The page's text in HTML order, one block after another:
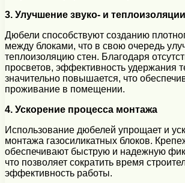
3. Улучшение звуко- и теплоизоляции
Дюбели способствуют созданию
между блоками, что в свою очередь
теплоизоляцию стен. Благодаря
просветов, эффективность удержания
значительно повышается, что
проживание в помещении.
4. Ускорение процесса монтажа
Использование дюбелей упрощает и
монтажа газосиликатных блоков.
обеспечивают быструю и надежную
что позволяет сократить время
эффективность работы.